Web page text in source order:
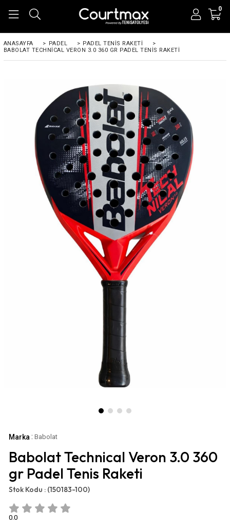
0
ANASAYFA > PADEL > PADEL TENIS RAKETI
>
BABOLAT TECHNICAL VERON 3.0 360 GR PADEL TENIS RAKETI
Marka : Babolat
Babolat Technical Veron 3.0 360
gr Padel Tenis Raketi
Stok Kodu : (150183-100)
0.0